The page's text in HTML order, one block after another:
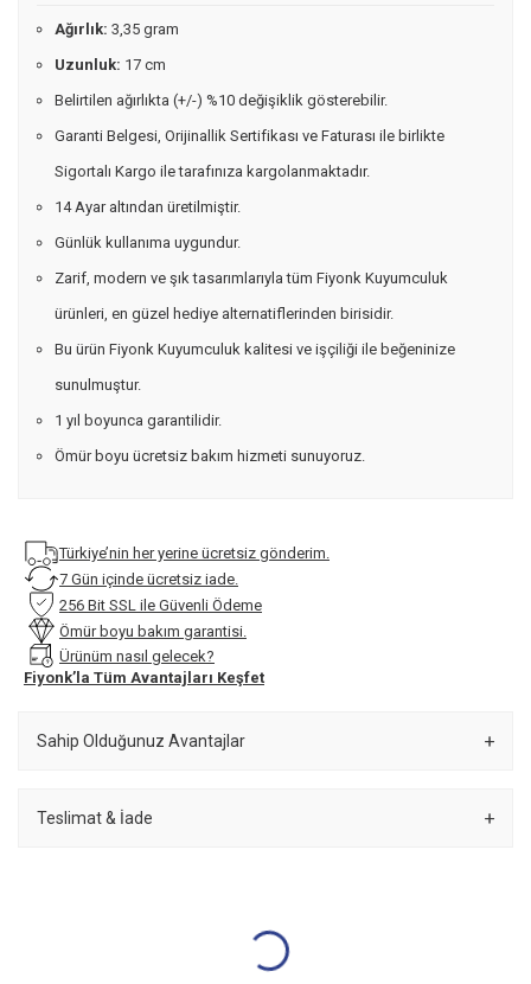
Ağırlık: 3,35 gram
Uzunluk: 17 cm
Belirtilen ağırlıkta (+/-) %10 değişiklik gösterebilir.
Garanti Belgesi, Orijinallik Sertifikası ve Faturası ile birlikte
Sigortalı Kargo ile tarafınıza kargolanmaktadır.
14 Ayar altından üretilmiştir.
Günlük kullanıma uygundur.
Zarif, modern ve şık tasarımlarıyla tüm Fiyonk Kuyumculuk
ürünleri, en güzel hediye alternatiflerinden birisidir.
Bu ürün Fiyonk Kuyumculuk kalitesi ve işçiliği ile beğeninize
sunulmuştur.
1 yıl boyunca garantilidir.
Ömür boyu ücretsiz bakım hizmeti sunuyoruz.
Türkiye’nin her yerine ücretsiz gönderim.
7 Gün içinde ücretsiz iade.
256 Bit SSL ile Güvenli Ödeme
Ömür boyu bakım garantisi.
Ürünüm nasıl gelecek?
Fiyonk’la Tüm Avantajları Keşfet
Sahip Olduğunuz Avantajlar
Teslimat & İade